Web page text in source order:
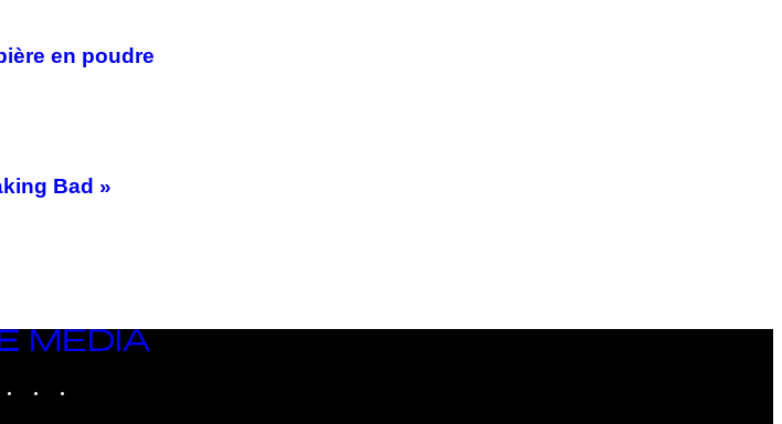
en poudre
Bad »